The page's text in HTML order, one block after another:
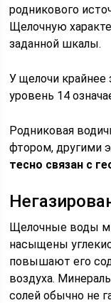
родникового
Щелочную
заданной шкалы.
У щелочи
уровень 14
Родниковая
фтором, другими
тесно связан с
Щелочные воды
насыщены
повышают его
воздуха.
солей обычно не